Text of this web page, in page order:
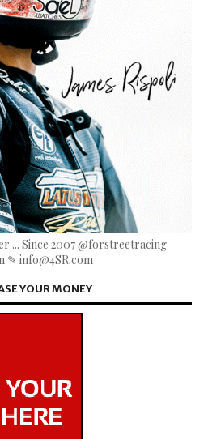
... Since 2007 @forstreetracing
✎ info@4SR.com
YOUR MONEY